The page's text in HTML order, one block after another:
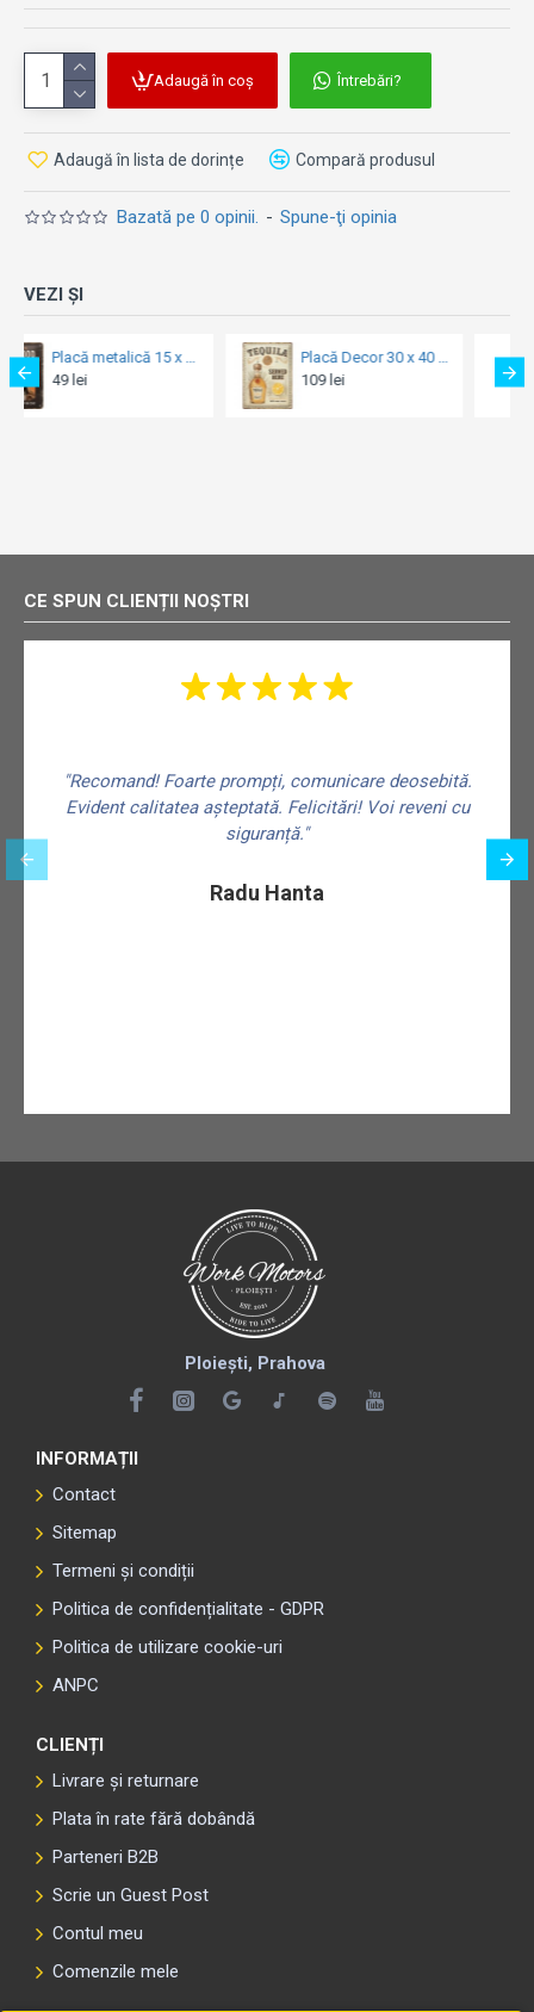
Bazată pe 0 opinii. - Spune-ţi opinia
Adaugă în coș Întrebări?
Adaugă în lista de dorințe Compară produsul
VEZI ȘI
Placă Decor 30 x 40 - Tequila Served Here - Tequila Servita Aici
109 lei
Placă metalică 30 x 40 - John Deere Model Chart - Diagrama cu Modele
109 lei
109
CE SPUN CLIENȚII NOȘTRI
"Recomand! Foarte prompți, comunicare deosebită.
Evident calitatea așteptată. Felicitări! Voi reveni cu
siguranță."
Radu Hanta
Ploiești, Prahova
INFORMAȚII
Contact
Sitemap
Termeni și condiții
Politica de confidențialitate - GDPR
Politica de utilizare cookie-uri
ANPC
CLIENȚI
Livrare și returnare
Plata în rate fără dobândă
Parteneri B2B
Scrie un Guest Post
Contul meu
Comenzile mele